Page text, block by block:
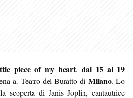
piece of my heart, dal 15 al 19
al Teatro del Buratto di Milano. Lo
scoperta di Janis Joplin, cantautrice